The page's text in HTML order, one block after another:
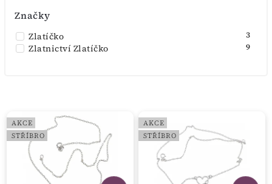
Značky
Zlatíčko 3
Zlatnictví Zlatíčko 9
AKCE
STŘÍBRO
AKCE
STŘÍBRO